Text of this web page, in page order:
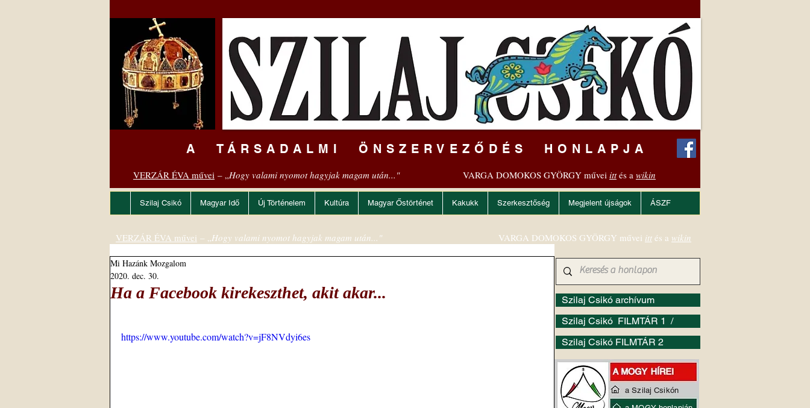
A TÁRSADALMI ÖNSZERVEZŐDÉS HONLAPJA
VERZÁR ÉVA művei – „Hogy valami nyomot hagyjak magam után..." VARGA DOMOKOS GYÖRGY művei ittés a wikin
Szilaj Csikó Magyar Idő Új Történelem Kultúra Magyar Őstörténet Kakukk Szerkesztőség Megjelent újságok ÁSZF
Ha a Facebook kirekeszthet, akit akar...
Mi Hazánk Mozgalom
2020. dec. 30.
https://www.youtube.com/watch?v=jF8NVdyi6es
Szilaj Csikó archívum
Szilaj Csikó FILMTÁR 1 /
Szilaj Csikó FILMTÁR 2
VERZÁR ÉVA művei – „Hogy valami nyomot hagyjak magam után..." VARGA DOMOKOS GYÖRGY művei itt és a wikin
a Szilaj Csikón